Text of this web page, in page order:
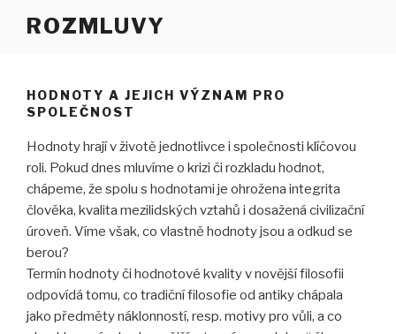
ROZMLUVY
HODNOTY A JEJICH VÝZNAM PRO
SPOLEČNOST
Hodnoty hrají v životě jednotlivce i společnosti klíčovou
roli. Pokud dnes mluvíme o krizi či rozkladu hodnot,
chápeme, že spolu s hodnotami je ohrožena integrita
člověka, kvalita mezilidských vztahů i dosažená civilizační
úroveň. Víme však, co vlastně hodnoty jsou a odkud se
berou?
Termín hodnoty či hodnotové kvality v novější filosofii
odpovídá tomu, co tradiční filosofie od antiky chápala
jako předměty náklonností, resp. motivy pro vůli, a co